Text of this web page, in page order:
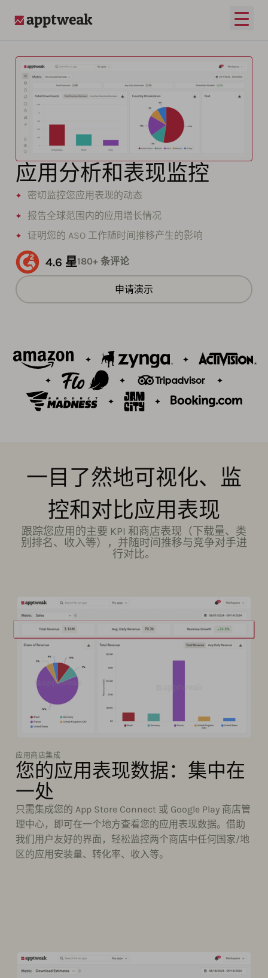
打开
应用分析和表现监控
密切监控您应用表现的动态
报告全球范围内的应用增长情况
证明您的 ASO 工作随时间推移产生的影响
4.6 星180+ 条评论
申请演示
一目了然地可视化、监
控和对比应用表现
跟踪您应用的主要 KPI 和商店表现（下载量、类
别排名、收入等），并随时间推移与竞争对手进
行对比。
应用商店集成
您的应用表现数据：集中在
一处
只需集成您的 App Store Connect 或 Google Play 商店管
理中心，即可在一个地方查看您的应用表现数据。借助
我们用户友好的界面，轻松监控两个商店中任何国家/地
区的应用安装量、转化率、收入等。